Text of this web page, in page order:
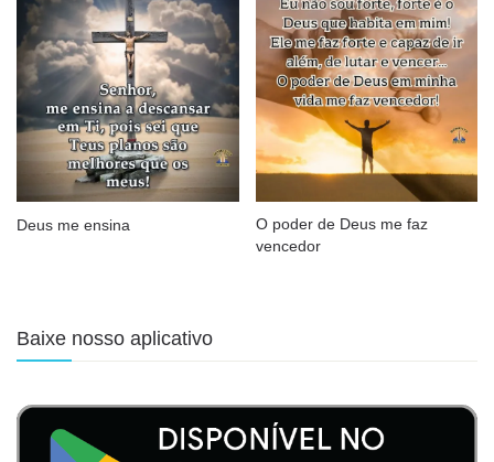
Deus me ensina
O poder de Deus me faz
vencedor
Baixe nosso aplicativo